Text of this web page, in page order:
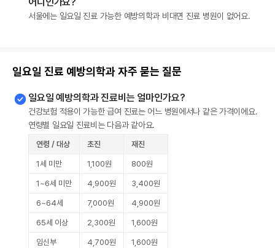
서울에는 일요일 진료 가능한 예방의학과 비대면 진료 병원이 없어요.
일요일 진료 예방의학과 자주 묻는 질문
일요일 예방의학과 진료비는 얼마인가요?
건강보험 적용이 가능한 급여 진료는 어느 병원에서나 같은 가격이에요.
연령별 일요일 진료비는 다음과 같아요.
연령 / 대상 초진 재진
1세 미만 1,100원 800원
1~6세 미만 4,900원 3,400원
6~64세 7,000원 4,900원
65세 이상 2,300원 1,600원
임신부 4,700원 1,600원